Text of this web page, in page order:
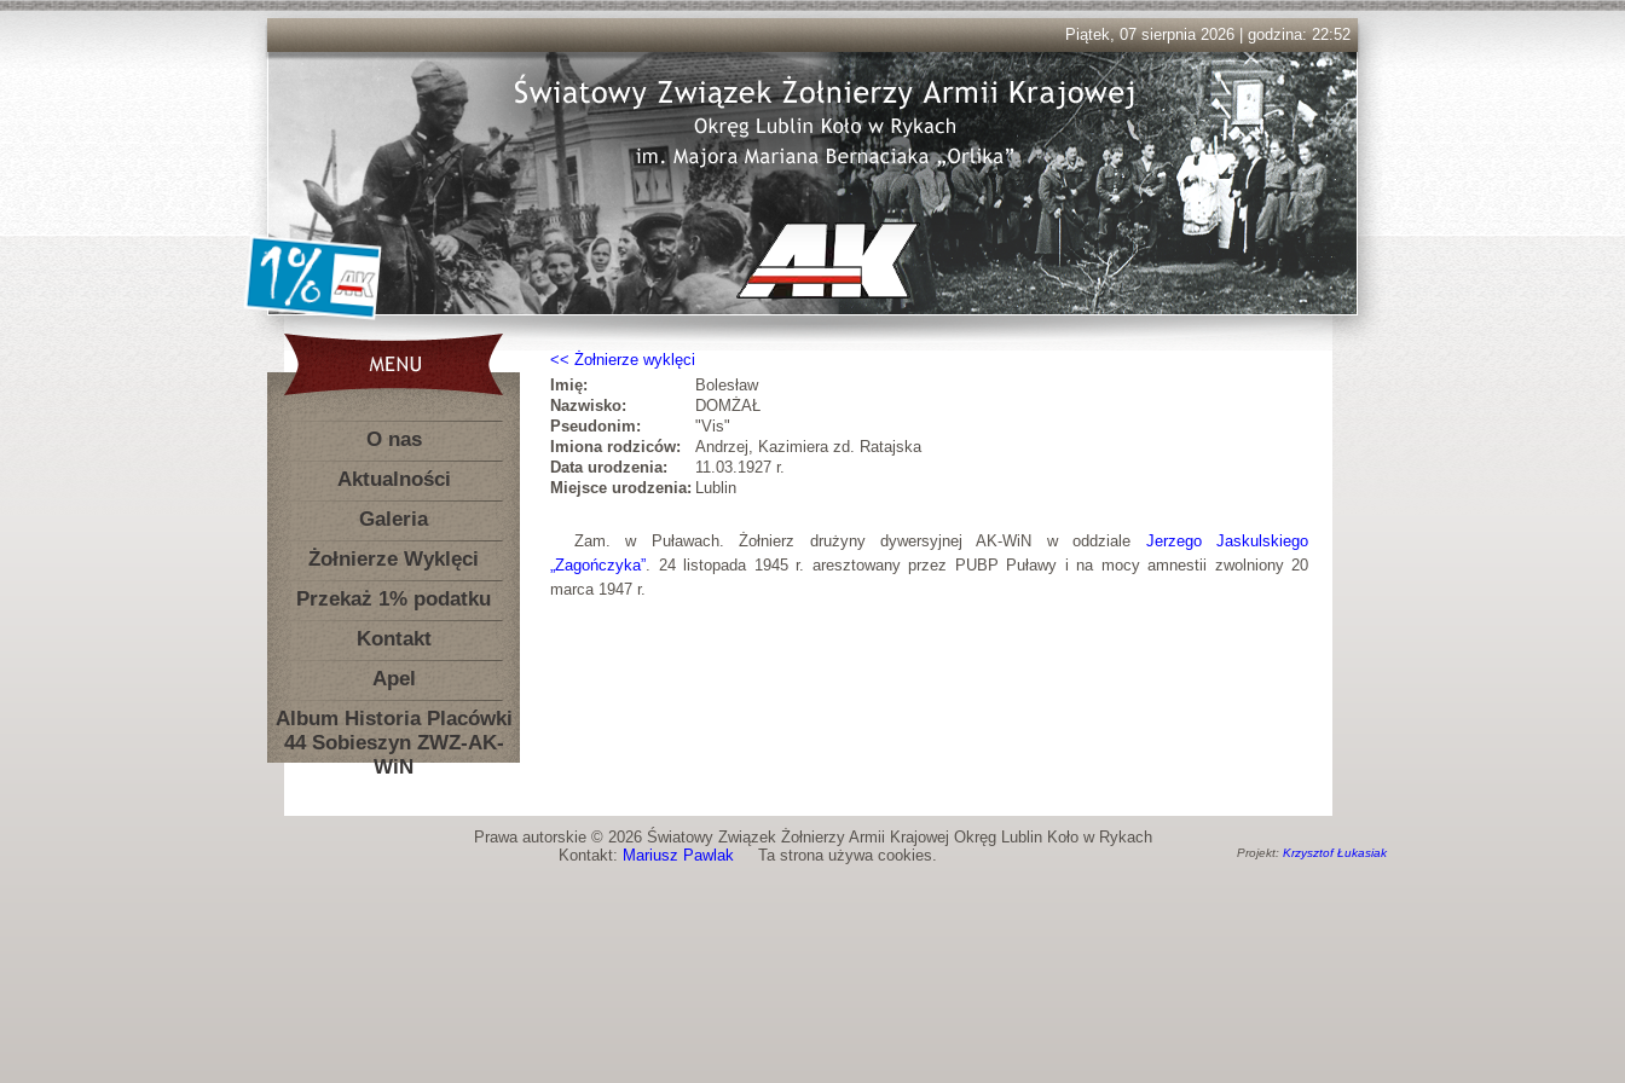
Piątek, 07 sierpnia 2026 | godzina: 22:52
O nas
Aktualności
Galeria
Żołnierze Wyklęci
Przekaż 1% podatku
Kontakt
Apel
Album Historia Placówki
44 Sobieszyn ZWZ-AK-
WiN
Żołnierze wyklęci
Imię:
Bolesław
Nazwisko:
DOMŻAŁ
Pseudonim:
"Vis"
Imiona rodziców:
Andrzej, Kazimiera zd. Ratajska
Data urodzenia:
11.03.1927 r.
Miejsce urodzenia: Lublin
Zam. w Puławach. Żołnierz drużyny dywersyjnej AK-WiN w oddziale Jerzego Jaskulskiego
„Zagończyka”. 24 listopada 1945 r. aresztowany przez PUBP Puławy i na mocy amnestii zwolniony 20
marca 1947 r.
Prawa autorskie © 2026 Światowy Związek Żołnierzy Armii Krajowej Okręg Lublin Koło w Rykach
Kontakt: Mariusz PawlakTa strona używa cookies. Projekt: Krzysztof Łukasiak